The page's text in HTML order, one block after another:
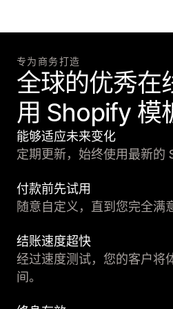
专为商务打造
全球的优秀在
用 Shopify 模
能够适应未来变化
定期更新，始终使用最新的
付款前先试用
随意自定义，直到您完全满
结账速度超快
经过速度测试，您的客户将
间。